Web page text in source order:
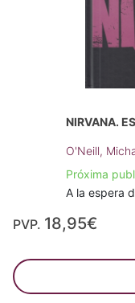
NIRVANA.
O'Neill,
Próxima
A la espera
PVP. 18,95€